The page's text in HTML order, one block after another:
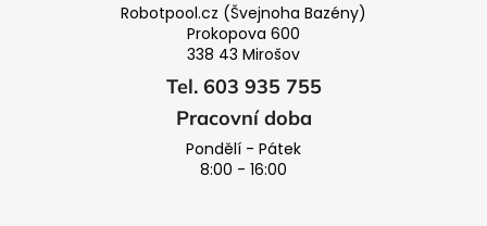
Robotpool.cz (Švejnoha Bazény)
Prokopova 600
338 43 Mirošov
Tel. 603 935 755
Pracovní doba
Pondělí - Pátek
8:00 - 16:00